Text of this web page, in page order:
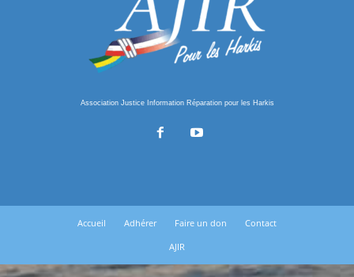
Association Justice Information Réparation pour les Harkis
Accueil Adhérer Faire un don
Contact
AJIR